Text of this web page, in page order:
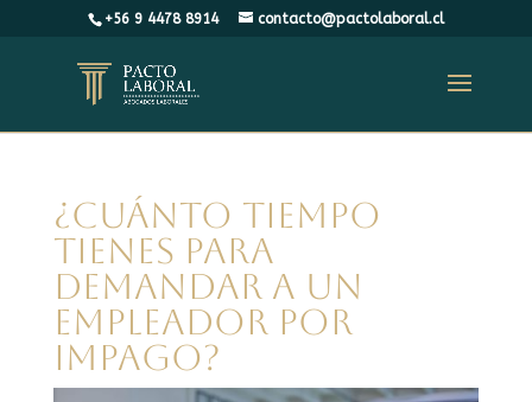
+56 9 4478 8914 contacto@pactolaboral.cl
¿Cuánto tiempo
tienes para
demandar a un
empleador por
impago?